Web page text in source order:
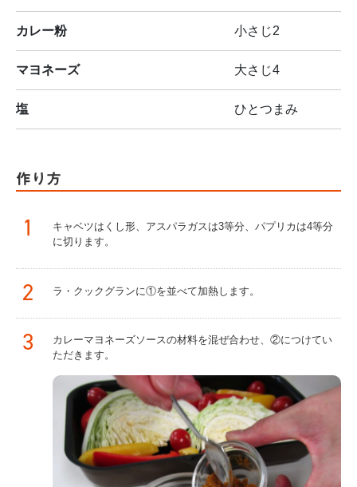
カレー粉 小さじ2
マヨネーズ 大さじ4
塩 ひとつまみ
作り方
1
キャベツはくし形、アスパラガスは3等分、パプリカは4等分
に切ります。
2 ラ・クックグランに①を並べて加熱します。
3
カレーマヨネーズソースの材料を混ぜ合わせ、②につけてい
ただきます。